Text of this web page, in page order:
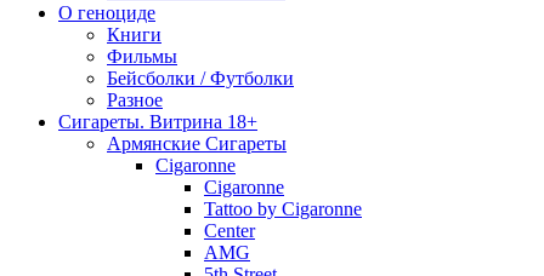
О геноциде
Книги
Фильмы
Бейсболки / Футболки
Разное
Сигареты. Витрина 18+
Армянские Сигареты
Cigaronne
Cigaronne
Tattoo by Cigaronne
Center
AMG